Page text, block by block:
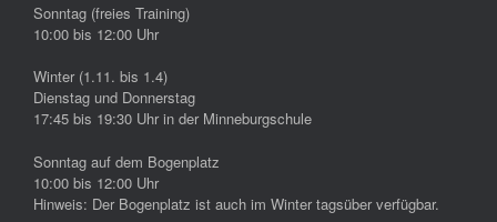
Sonntag (freies Training)
10:00 bis 12:00 Uhr
Winter (1.11. bis 1.4)
Dienstag und Donnerstag
17:45 bis 19:30 Uhr in der Minneburgschule
Sonntag auf dem Bogenplatz
10:00 bis 12:00 Uhr
Hinweis: Der Bogenplatz ist auch im Winter tagsüber verfügbar.